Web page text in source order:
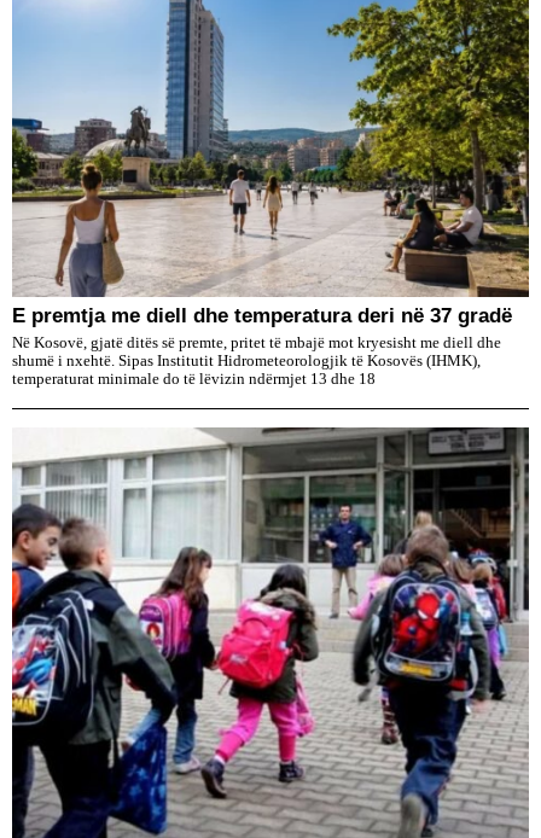
E premtja me diell dhe temperatura deri në 37 gradë
Në Kosovë, gjatë ditës së premte, pritet të mbajë mot kryesisht me diell dhe
shumë i nxehtë. Sipas Institutit Hidrometeorologjik të Kosovës (IHMK),
temperaturat minimale do të lëvizin ndërmjet 13 dhe 18